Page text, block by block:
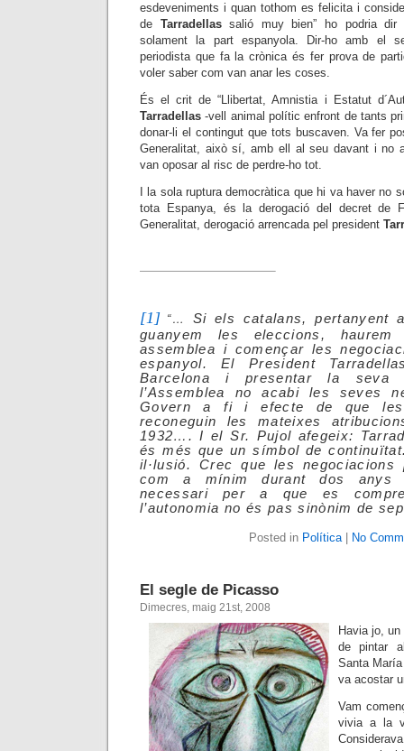
esdeveniments i quan tothom es felicita i
de Tarradellassalió muy bien” ho podria dir
solament la part espanyola. Dir-ho amb el
periodista que fa la crònica és fer prova de
voler saber com van anar les coses.
És el crit de “Llibertat, Amnistia i Estatut
Tarradellas -vell animal polític enfront de tants
donar-li el contingut que tots buscaven. Va fer
Generalitat, això sí, amb ell al seu davant i no
van oposar al risc de perdre-ho tot.
I la sola ruptura democràtica que hi va haver no
tota Espanya, és la derogació del decret de
Generalitat, derogació arrencada pel president
[1] “… Si els catalans, pertanyent
guanyem les eleccions,
assemblea i començar les
espanyol. El President
Barcelona i presentar la seva
l’Assemblea no acabi les seves
Govern a fi i efecte de que
reconeguin les mateixes
1932…. I el Sr. Pujol afegeix:
és més que un símbol de
il·lusió. Crec que les negociacions
com a mínim durant dos anys
necessari per a que es
l’autonomia no és pas sinònim de
Posted in Política| No
El segle de Picasso
Dimecres, maig 21st, 2008
Havia jo,
de pintar
Santa
va acostar
Vam
vivia a la